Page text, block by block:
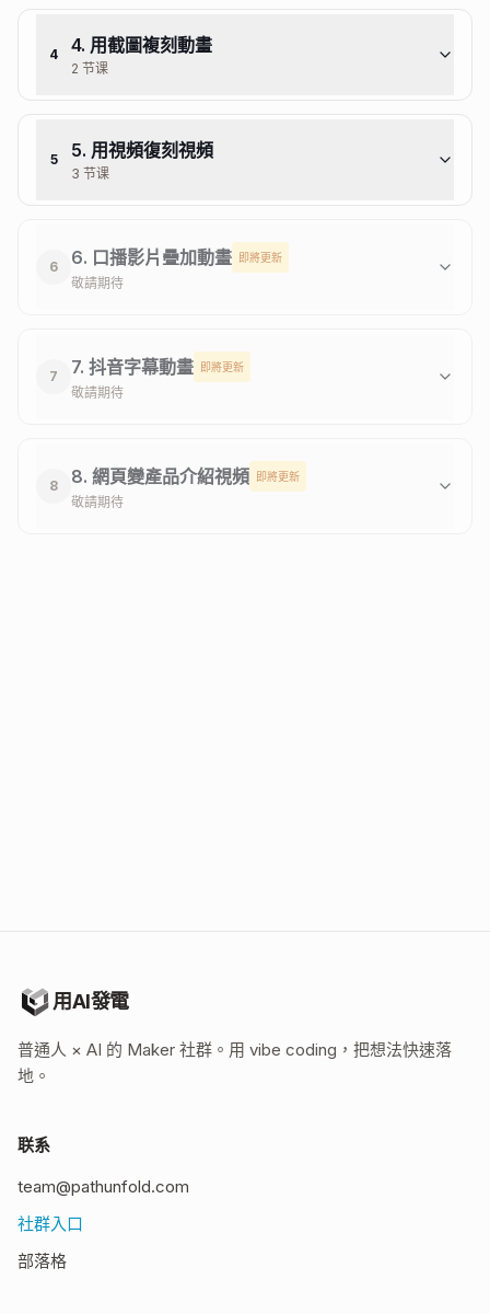
4 4. 用截圖複刻動畫
2 节课
5 5. 用視頻復刻視頻
3 节课
6 6. 口播影片疊加動畫 即將更新
敬請期待
7 7. 抖音字幕動畫 即將更新
敬請期待
8 8. 網頁變產品介紹視頻 即將更新
敬請期待
用AI發電
普通人 × AI 的 Maker 社群。用 vibe coding，把想法快速落
地。
联系
team@pathunfold.com
社群入口
部落格